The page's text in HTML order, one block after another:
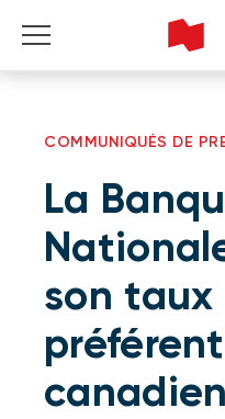
Gestion de patrimoine
À propos de nous
Devenir client
English
COMMUNIQUÉS DE
La
son taux
canadien